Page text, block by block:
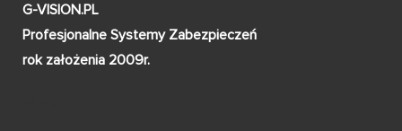
G-VISION.PL
Profesjonalne Systemy Zabezpieczeń
rok założenia 2009r.